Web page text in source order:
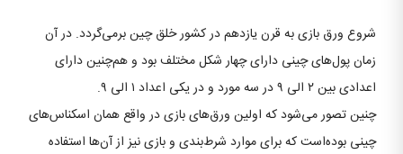
شروع ورق بازی به قرن یازدهم در کشور خلق چین برمی‌گردد. در آن
زمان پول‌های چینی دارای چهار شکل مختلف بود و هم‌چنین دارای
اعدادی بین ۲ الی ۹ در سه مورد و در یکی اعداد ۱ الی ۹.
چنین تصور می‌شود که اولین ورق‌های بازی در واقع همان اسکناس‌های
چینی بوده‌است که برای موارد شرط‌بندی و بازی نیز از آن‌ها استفاده